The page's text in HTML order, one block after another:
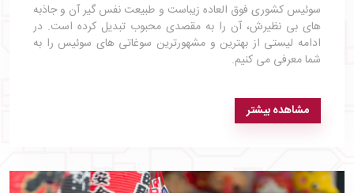
سوئیس کشوری فوق العاده زیباست و طبیعت نفس گیر آن و جاذبه
های بی نظیرش، آن را به مقصدی محبوب تبدیل کرده است. در
ادامه لیستی از بهترین و مشهورترین سوغاتی های سوئیس را به
شما معرفی می کنیم.
مشاهده بیشتر